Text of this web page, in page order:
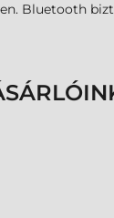
Bluetooth